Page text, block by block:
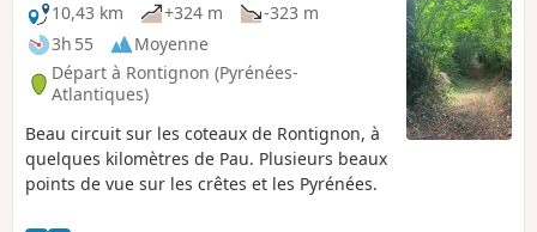
10,43 km
+324 m
-323 m
3h 55
Moyenne
Départ à Rontignon (Pyrénées-
Atlantiques)
Beau circuit sur les coteaux de Rontignon, à
quelques kilomètres de Pau. Plusieurs beaux
points de vue sur les crêtes et les Pyrénées.